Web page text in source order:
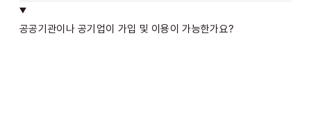
공공기관이나 공기업이 가입 및 이용이 가능한가요?